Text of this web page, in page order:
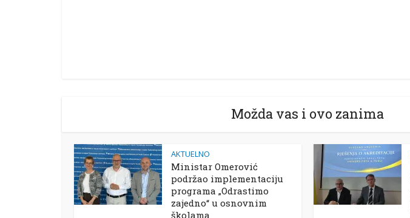
Možda vas i ovo zanima
AKTUELNO
Ministar Omerović
podržao implementaciju
programa „Odrastimo
zajedno“ u osnovnim
školama